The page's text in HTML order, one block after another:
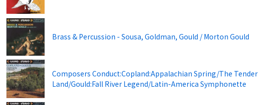
Brass & Percussion - Sousa, Goldman, Gould / Morton Gould
Composers Conduct:Copland:Appalachian Spring/The Tender
Land/Gould:Fall River Legend/Latin-America Symphonette